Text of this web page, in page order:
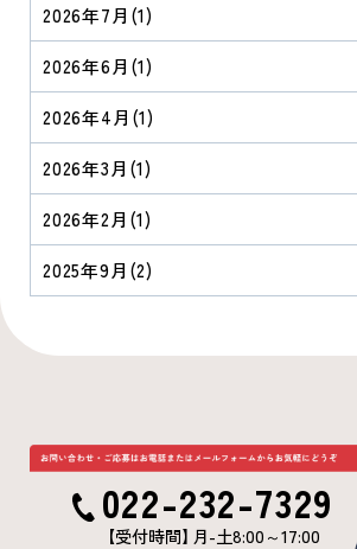
2026年7月 (1)
2026年6月 (1)
2026年4月 (1)
2026年3月 (1)
2026年2月 (1)
2025年9月 (2)
022-232-7329
【受付時間】 月-土8:00～17:00